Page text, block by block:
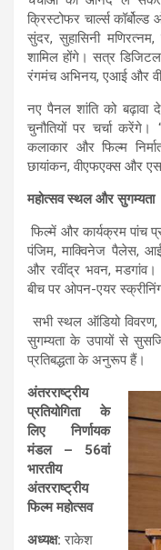
क्रिस्टोफर चार्ल्स
सुंदर, सुहासिनी
शामिल होंगे। सत्र
रंगमंच अभिनय, एआई और
नए पैनल शांति को बढ़ावा
चुनौतियों पर चर्चा करेंगे।
कलाकार और फिल्म
छायांकन, वीएफएक्स और
महोत्सव स्थल और सुगम्यता
फिल्में और कार्यक्रम पांच
पंजिम, माक्विनेज पैलेस,
और रवींद्र भवन, मडगांव।
बीच पर ओपन-एयर
सभी स्थल ऑडियो विवरण,
सुगम्यता के उपायों से
प्रतिबद्धता के अनुरूप हैं।
अंतरराष्ट्रीय
प्रतियोगिता के
लिए निर्णायक
मंडल – 56वां
भारतीय
अंतरराष्ट्रीय
फिल्म महोत्सव
अध्यक्ष: राकेश